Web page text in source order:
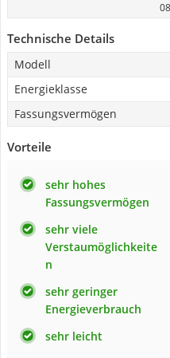
Technische Details
Modell
Energieklasse
Fassungsvermögen
Vorteile
sehr hohes
Fassungsvermögen
sehr viele
Verstaumöglichkeite
n
sehr geringer
Energieverbrauch
sehr leicht